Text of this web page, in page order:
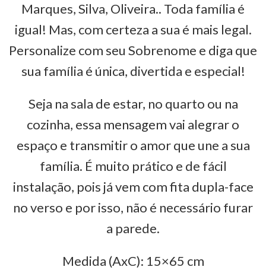
Marques, Silva, Oliveira.. Toda família é
igual! Mas, com certeza a sua é mais legal.
Personalize com seu Sobrenome e diga que
sua família é única, divertida e especial!
Seja na sala de estar, no quarto ou na
cozinha, essa mensagem vai alegrar o
espaço e transmitir o amor que une a sua
família. É muito prático e de fácil
instalação, pois já vem com fita dupla-face
no verso e por isso, não é necessário furar
a parede.
Medida (AxC): 15×65 cm